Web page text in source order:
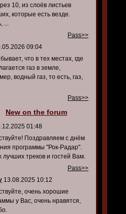
10, из слоёв листьев
которые есть везде.
...
Pass>>
09:04
что в тех местах, где
газ в земле,
водный газ, то есть, газ,
Pass>>
New on the forum
01:48
Поздравляем с днём
программы "Рок-Радар".
треков и гостей Вам.
Pass>>
13.08.2025 10:12
очень хорошие
у Вас, очень нравятся,